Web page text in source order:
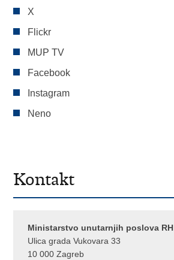
X
Flickr
MUP TV
Facebook
Instagram
Neno
Kontakt
Ministarstvo unutarnjih poslova RH
Ulica grada Vukovara 33
10 000 Zagreb